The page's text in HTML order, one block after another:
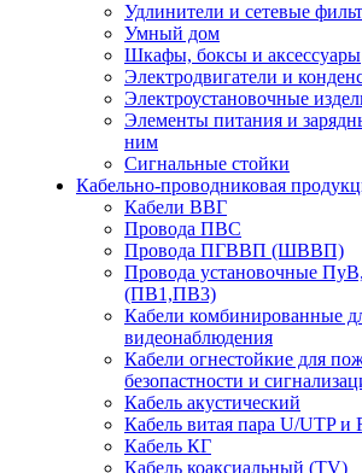
Удлинители и сетевые
Умный дом
Шкафы, боксы и аксессуары
Электродвигатели и
Электроустановочные
Элементы питания и
ним
Сигнальные стойки
Кабельно-проводниковая
Кабели ВВГ
Провода ПВС
Провода ПГВВП (ШВВП)
Провода установочные
(ПВ1,ПВ3)
Кабели комбинированные
видеонаблюдения
Кабели огнестойкие для
безопастности и
Кабель акустический
Кабель витая пара U/UTP и
Кабель КГ
Кабель коаксиальный (TV)